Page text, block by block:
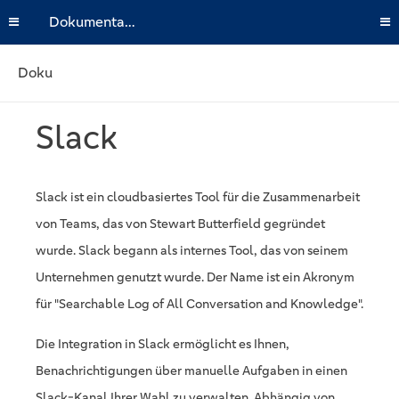
Dokumentation
Doku
Slack
Slack ist ein cloudbasiertes Tool für die Zusammenarbeit
von Teams, das von Stewart Butterfield gegründet
wurde. Slack begann als internes Tool, das von seinem
Unternehmen genutzt wurde. Der Name ist ein Akronym
für "Searchable Log of All Conversation and Knowledge".
Die Integration in Slack ermöglicht es Ihnen,
Benachrichtigungen über manuelle Aufgaben in einen